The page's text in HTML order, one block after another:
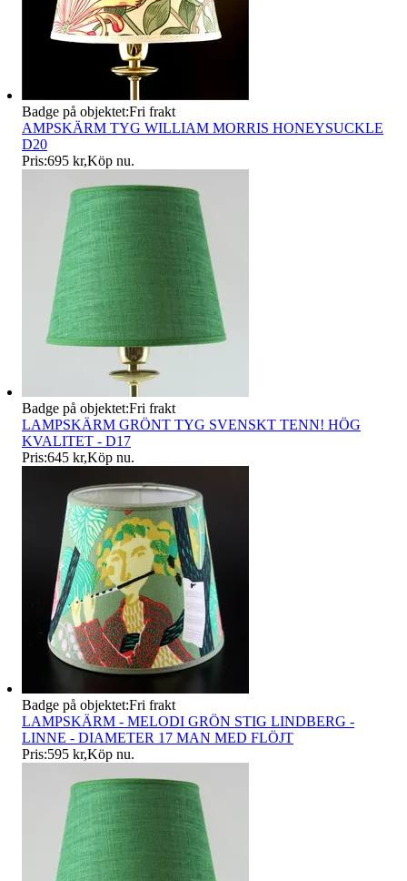
Badge på objektet:Fri frakt
AMPSKÄRM TYG WILLIAM MORRIS HONEYSUCKLE
D20
Pris:695 kr,Köp nu.
Badge på objektet:Fri frakt
LAMPSKÄRM GRÖNT TYG SVENSKT TENN! HÖG
KVALITET - D17
Pris:645 kr,Köp nu.
Badge på objektet:Fri frakt
LAMPSKÄRM - MELODI GRÖN STIG LINDBERG -
LINNE - DIAMETER 17 MAN MED FLÖJT
Pris:595 kr,Köp nu.